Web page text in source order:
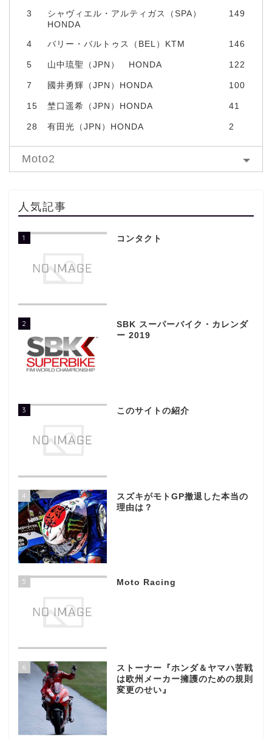
3
シャヴィエル・アルティガス（SPA）
HONDA
149
4 バリー・バルトゥス（BEL）KTM 146
5 山中琉聖（JPN） HONDA 122
7 國井勇輝（JPN）HONDA 100
15 埜口遥希（JPN）HONDA 41
28 有田光（JPN）HONDA 2
Moto2
人気記事
1 コンタクト
2
SBK スーパーバイク・カレンダ
ー 2019
3 このサイトの紹介
4
スズキがモトGP撤退した本当の
理由は？
5 Moto Racing
6
ストーナー『ホンダ＆ヤマハ苦戦
は欧州メーカー擁護のための規則
変更のせい』